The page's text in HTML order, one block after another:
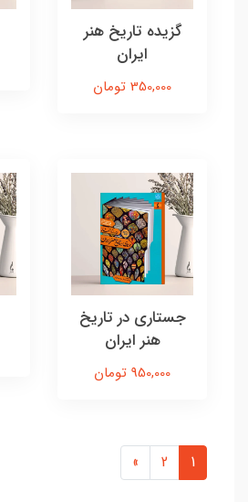
گزیده تاریخ هنر
ایران
350,000 تومان
جستاری در تاریخ
هنر ایران
950,000 تومان
1
2
»